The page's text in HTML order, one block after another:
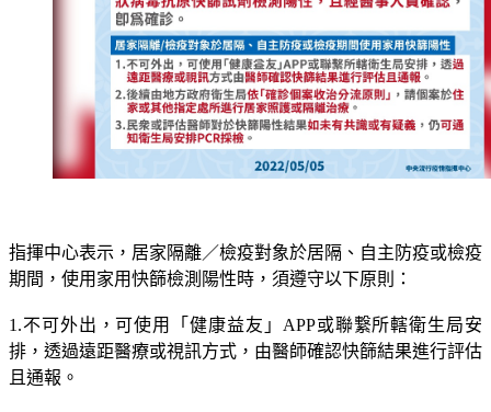
指揮中心表示，居家隔離／檢疫對象於居隔、自主防疫或檢疫
期間，使用家用快篩檢測陽性時，須遵守以下原則：
1.不可外出，可使用「健康益友」APP或聯繋所轄衛生局安
排，透過遠距醫療或視訊方式，由醫師確認快篩結果進行評估
且通報。